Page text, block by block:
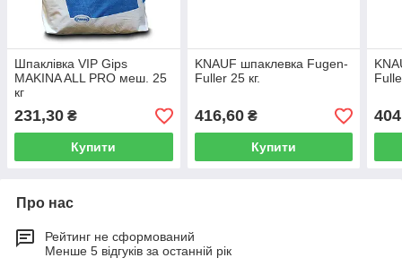
Шпаклівка VIP Gips
MAKINA ALL PRO меш. 25
кг
231,30 ₴
Купити
KNAUF шпаклевка Fugen-
Fuller 25 кг.
416,60₴
Купити
Про нас
Рейтинг не сформований
Менше 5 відгуків за останній рік